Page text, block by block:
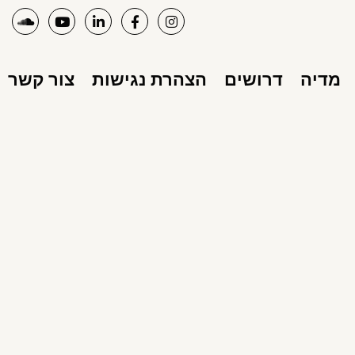
מדיה דרושים הצהרת נגישות צור קשר